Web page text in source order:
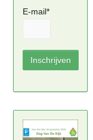
E-mail*